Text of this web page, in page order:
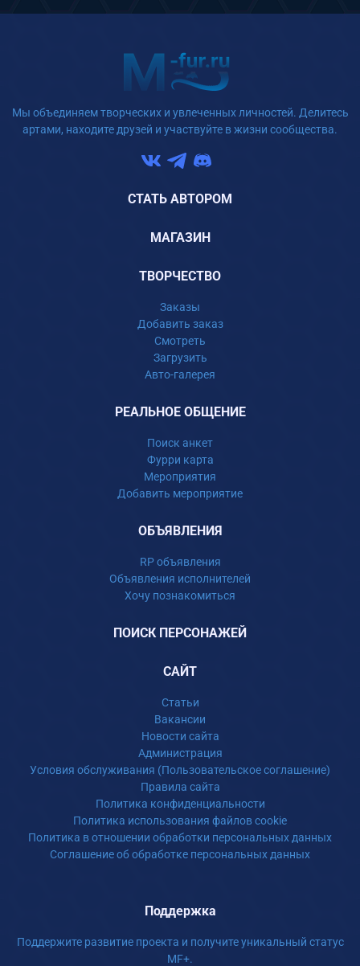
Мы объединяем творческих и увлеченных личностей. Делитесь
артами, находите друзей и участвуйте в жизни сообщества.
СТАТЬ АВТОРОМ
МАГАЗИН
ТВОРЧЕСТВО
Заказы
Добавить заказ
Смотреть
Загрузить
Авто-галерея
РЕАЛЬНОЕ ОБЩЕНИЕ
Поиск анкет
Фурри карта
Мероприятия
Добавить мероприятие
ОБЪЯВЛЕНИЯ
RP объявления
Объявления исполнителей
Хочу познакомиться
ПОИСК ПЕРСОНАЖЕЙ
САЙТ
Статьи
Вакансии
Новости сайта
Администрация
Условия обслуживания (Пользовательское соглашение)
Правила сайта
Политика конфиденциальности
Политика использования файлов cookie
Политика в отношении обработки персональных данных
Соглашение об обработке персональных данных
Поддержка
Поддержите развитие проекта и получите уникальный статус
MF+.